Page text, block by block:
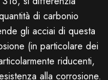
di carbonio
gli acciai di questa
(in particolare dei
riducenti,
alla corrosione.